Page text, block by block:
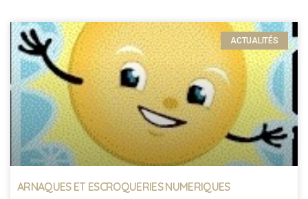
ACTUALITÉS
ARNAQUES ET ESCROQUERIES NUMERIQUES